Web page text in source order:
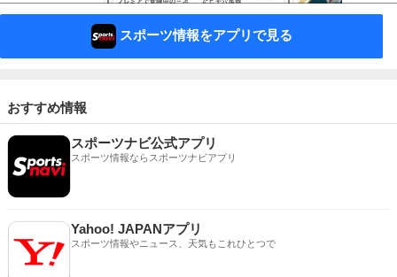
スポーツ情報をアプリで見る
おすすめ情報
スポーツナビ公式アプリ
スポーツ情報ならスポーツナビアプリ
Yahoo! JAPANアプリ
スポーツ情報やニュース、天気もこれひとつで